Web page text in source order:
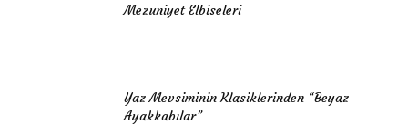
Mezuniyet Elbiseleri
Yaz Mevsiminin Klasiklerinden “Beyaz
Ayakkabılar”